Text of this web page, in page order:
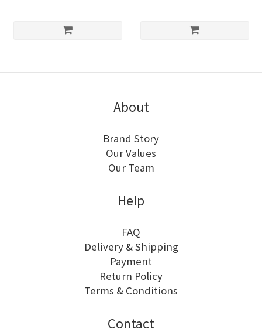
About
Brand Story
Our Values
Our Team
Help
FAQ
Delivery & Shipping
Payment
Return Policy
Terms & Conditions
Contact